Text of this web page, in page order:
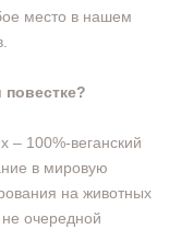
место в нашем
повестке?
– 100%-веганский
в мировую
на животных
не очередной